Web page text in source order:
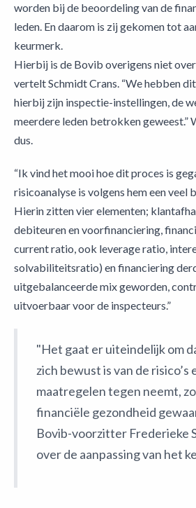
worden bij de beoordeling van de
leden. En daarom is zij gekomen tot
keurmerk.
Hierbij is de Bovib overigens niet
vertelt Schmidt Crans. “We hebben
hierbij zijn inspectie-instellingen, de
meerdere leden betrokken geweest.”
dus.
“Ik vind het mooi hoe dit proces is
risicoanalyse is volgens hem een veel
Hierin zitten vier elementen;
debiteuren en voorfinanciering,
current ratio, ook leverage ratio,
solvabiliteitsratio) en financiering
uitgebalanceerde mix geworden,
uitvoerbaar voor de inspecteurs.”
"Het gaat er uiteindelijk om
zich bewust is van de risico’s
maatregelen tegen neemt,
financiële gezondheid
Bovib-voorzitter Frederieke
over de aanpassing van het